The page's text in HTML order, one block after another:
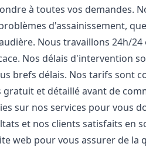
à toutes vos demandes.
d'assainissement,
Nous travaillons 24h/
Nos délais d'intervention
brefs délais. Nos tarifs sont
et détaillé avant de
sur nos services pour vous
et nos clients satisfaits en
web pour vous assurer de la